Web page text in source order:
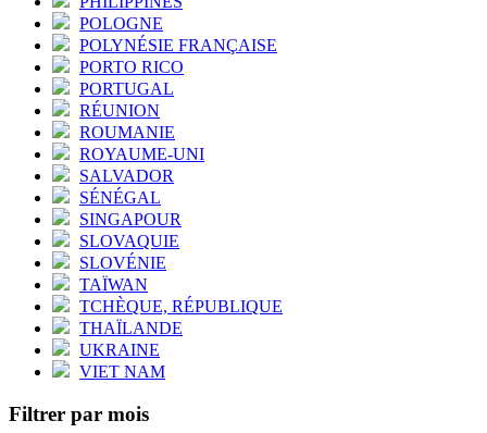
POLOGNE
POLYNÉSIE FRANÇAISE
PORTO RICO
PORTUGAL
RÉUNION
ROUMANIE
ROYAUME-UNI
SALVADOR
SÉNÉGAL
SINGAPOUR
SLOVAQUIE
SLOVÉNIE
TAÏWAN
TCHÈQUE, RÉPUBLIQUE
THAÏLANDE
UKRAINE
VIET NAM
Filtrer par mois